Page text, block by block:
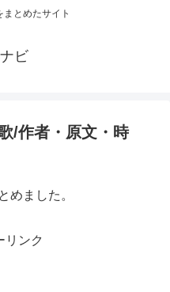
とめたサイト
ビ
/作者・原文・時
めました。
リンク